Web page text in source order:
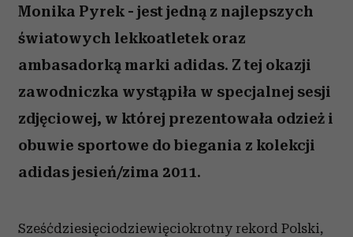
Monika Pyrek - jest jedną z najlepszych
światowych lekkoatletek oraz
ambasadorką marki adidas. Z tej okazji
zawodniczka wystąpiła w specjalnej sesji
zdjęciowej, w której prezentowała odzież i
obuwie sportowe do biegania z kolekcji
adidas jesień/zima 2011.
Sześćdziesięciodziewięciokrotny rekord Polski,